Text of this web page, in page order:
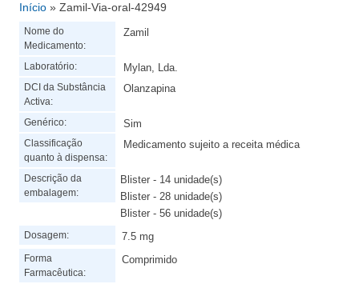
Está aqui
Início » Zamil-Via-oral-42949
Nome do
Medicamento:
Zamil
Laboratório: Mylan, Lda.
DCI da Substância
Activa:
Olanzapina
Genérico: Sim
Classificação
quanto à dispensa:
Medicamento sujeito a receita médica
Descrição da
embalagem:
Blister - 14 unidade(s)
Blister - 28 unidade(s)
Blister - 56 unidade(s)
Dosagem: 7.5 mg
Forma
Farmacêutica:
Comprimido